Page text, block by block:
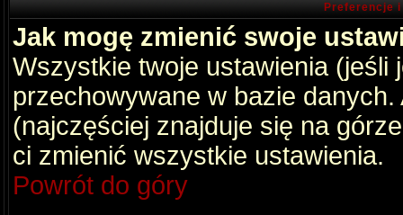
Preferencje
Jak mogę zmienić swoje
Wszystkie twoje ustawienia (jeśli
przechowywane w bazie
(najczęściej znajduje się na
ci zmienić wszystkie ustawienia.
Powrót do góry